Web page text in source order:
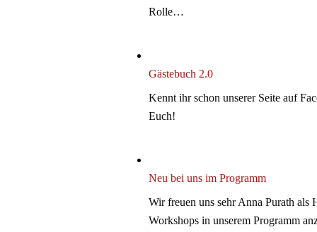
Rolle…
Gästebuch 2.0
Kennt ihr schon unserer Seite auf
Euch!
Neu bei uns im Programm
Wir freuen uns sehr Anna Purath
Workshops in unserem Programm